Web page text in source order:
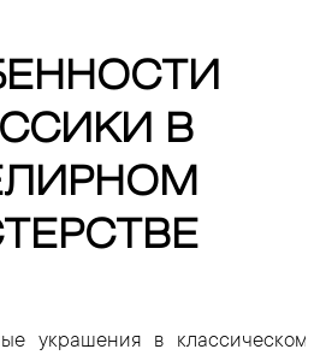
В
украшения в классическом